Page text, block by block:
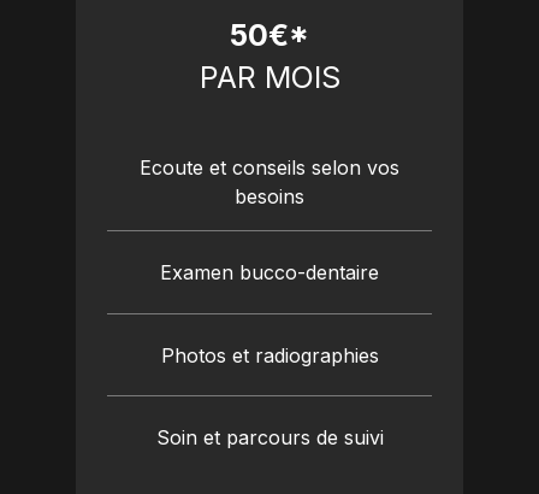
50€*
PAR MOIS
Ecoute et conseils selon vos
besoins
Examen bucco-dentaire
Photos et radiographies
Soin et parcours de suivi